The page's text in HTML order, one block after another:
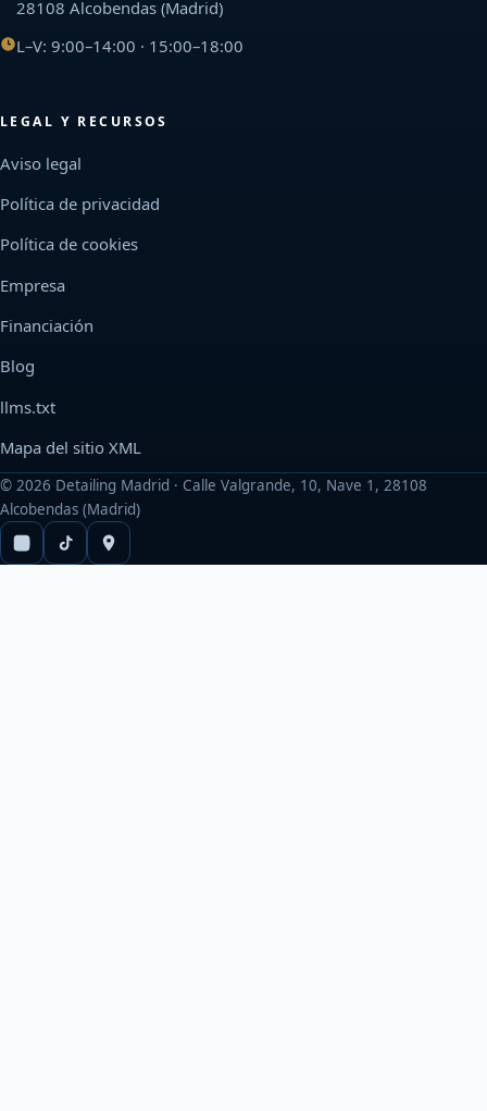
28108 Alcobendas (Madrid)
L–V: 9:00–14:00 · 15:00–18:00
LEGAL Y RECURSOS
Aviso legal
Política de privacidad
Política de cookies
Empresa
Financiación
Blog
llms.txt
Mapa del sitio XML
© 2026 Detailing Madrid · Calle Valgrande, 10, Nave 1, 28108
Alcobendas (Madrid)